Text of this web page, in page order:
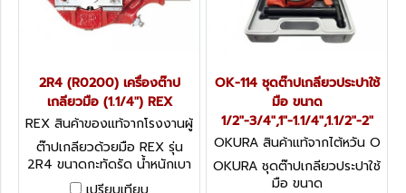
2R4 (R0200) เครื่องต๊าป
เกลียวมือ (1.1/4") REX
REX สินค้าของแท้จากโรงงานผู้
ผลิต 2R4 (R0200)
ต๊าปเกลียวด้วยมือ REX รุ่น
2R4 ขนาดกะทัดรัด น้ำหนักเบา
พกพาสะดวก สามารถใช้ได้กับ
OK-114 ชุดต๊าปเกลียวประปาใช้
มือ ขนาด
1/2"-3/4",1"-1.1/4",1.1/2"-2"
OKURA สินค้าแท้จากไต้หวัน O
K-114
OKURA ชุดต๊าปเกลียวประปาใช้
มือ ขนาด